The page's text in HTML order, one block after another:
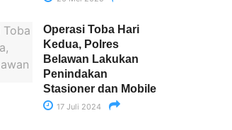
Operasi Toba Hari
Kedua, Polres
Belawan Lakukan
Penindakan
Stasioner dan Mobile
17 Juli 2024